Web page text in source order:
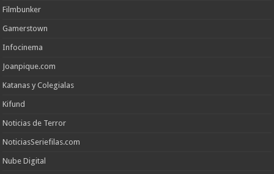
Filmbunker
Gamerstown
Infocinema
Joanpique.com
Katanas y Colegialas
Kifund
Noticias de Terror
NoticiasSeriefilas.com
Nube Digital